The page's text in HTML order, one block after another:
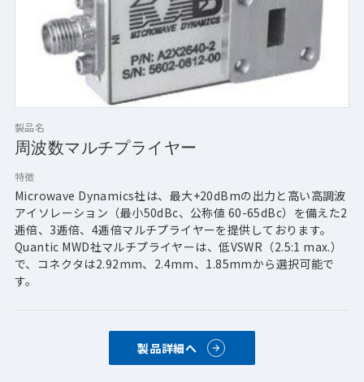
製品名
周波数マルチプライヤー
特徴
Microwave Dynamics社は、最大+20dBmの出力と高い高調波
アイソレーション（最小50dBc、公称値 60-65dBc）を備えた2
逓倍、3逓倍、4逓倍マルチプライヤーを提供しております。
Quantic MWD社マルチプライヤーは、低VSWR（2.5:1 max.）
で、コネクタは2.92mm、2.4mm、1.85mmから選択可能で
す。
製品詳細へ